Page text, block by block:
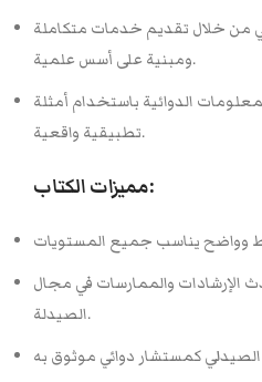
من خلال تقديم خدمات متكاملة
ومبنية على أسس علمية.
الدوائية باستخدام أمثلة
تطبيقية واقعية.
مميزات الكتاب:
والممارسات في مجال
الصيدلة.